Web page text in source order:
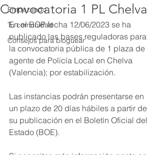
Empezando
Tu comunidad
Consejos para bloguear
Convocatoria 1 PL Chelva
En el BOP fecha 12/06/2023 se ha
publicado las bases reguladoras para
la convocatoria pública de 1 plaza de
agente de Policía Local en Chelva
(Valencia); por estabilización.
Las instancias podrán presentarse en
un plazo de 20 días hábiles a partir de
su publicación en el Boletín Oficial del
Estado (BOE).